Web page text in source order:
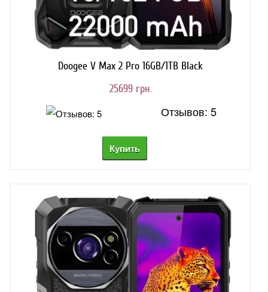
Doogee V Max 2 Pro 16GB/1TB Black
25699 грн.
Отзывов: 5